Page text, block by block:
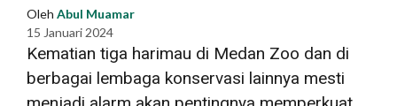
Oleh Abul Muamar
15 Januari 2024
Kematian tiga harimau di Medan Zoo dan di
berbagai lembaga konservasi lainnya mesti